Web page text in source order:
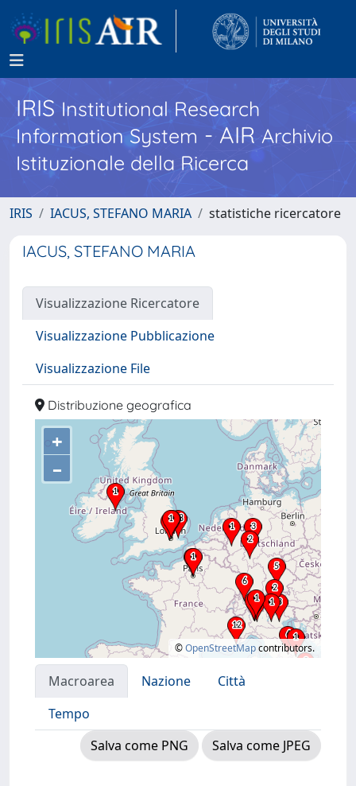
IRISInstitutional Research
Information System - AIR Archivio
Istituzionale della Ricerca
IRIS IACUS, STEFANO MARIA statistiche ricercatore
IACUS, STEFANO MARIA
Visualizzazione Ricercatore
Visualizzazione Pubblicazione
Visualizzazione File
Distribuzione geografica
+
–
©OpenStreetMapcontributors.
Macroarea Nazione
Città
Tempo
Salva come PNG
Salva come JPEG